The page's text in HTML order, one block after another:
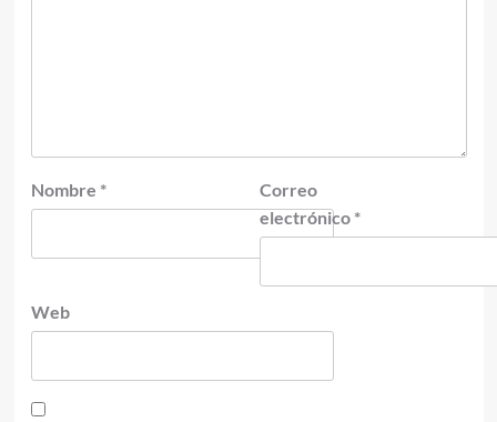
Nombre *
Correo
electrónico *
Web